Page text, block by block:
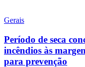
Gerais
Período de seca
incêndios às
para prevenção